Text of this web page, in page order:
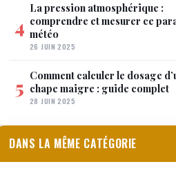
4
La pression atmosphérique :
comprendre et mesurer ce
météo
26 JUIN 2025
5 Comment calculer le dosage
chape maigre : guide complet
28 JUIN 2025
DANS LA MÊME CATÉGORIE